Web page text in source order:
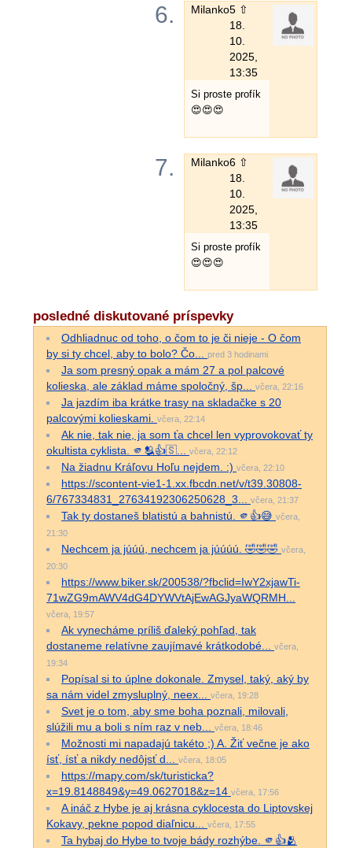
6. Milanko5 ⇧
18.
10.
2025,
13:35
Si proste profík
😍😍😍
7. Milanko6 ⇧
18.
10.
2025,
13:35
Si proste profík
😍😍😍
posledné diskutované príspevky
Odhliadnuc od toho, o čom to je či nieje - O čom
by si ty chcel, aby to bolo? Čo...
pred 3 hodinami
Ja som presný opak a mám 27 a pol palcové
kolieska, ale základ máme spoločný, šp...
včera, 22:16
Ja jazdím iba krátke trasy na skladačke s 20
palcovými kolieskami.
včera, 22:14
Ak nie, tak nie, ja som ťa chcel len vyprovokovať ty
okultista cyklista. 🫵🫂👍🇸...
včera, 22:12
Na žiadnu Kráľovu Hoľu nejdem. :) včera, 22:10
https://scontent-vie1-1.xx.fbcdn.net/v/t39.30808-
6/767334831_27634192306250628_3...
včera, 21:37
Tak ty dostaneš blatistú a bahnistú. 🫵👍😅 včera,
21:30
Nechcem ja júúú, nechcem ja júúúú. 🤣🤣🤣 včera,
20:30
https://www.biker.sk/200538/?fbclid=IwY2xjawTi-
71wZG9mAWV4dG4DYWVtAjEwAGJyaWQRMH...
včera, 19:57
Ak vynecháme príliš ďaleký pohľad, tak
dostaneme relatívne zaujímavé krátkodobé...
včera,
19:34
Popísal si to úplne dokonale. Zmysel, taký, aký by
sa nám videl zmysluplný, neex...
včera, 19:28
Svet je o tom, aby sme boha poznali, milovali,
slúžili mu a boli s ním raz v neb...
včera, 18:46
Možnosti mi napadajú takéto ;) A. Žiť večne je ako
ísť, ísť a nikdy nedôjsť d...
včera, 18:05
https://mapy.com/sk/turisticka?
x=19.8148849&y=49.0627018&z=14 včera, 17:56
A ináč z Hybe je aj krásna cyklocesta do Liptovskej
Kokavy, pekne popod diaľnicu...
včera, 17:55
Ta hybaj do Hybe to tvoje bády rozhýbe. 🫵👍🫂